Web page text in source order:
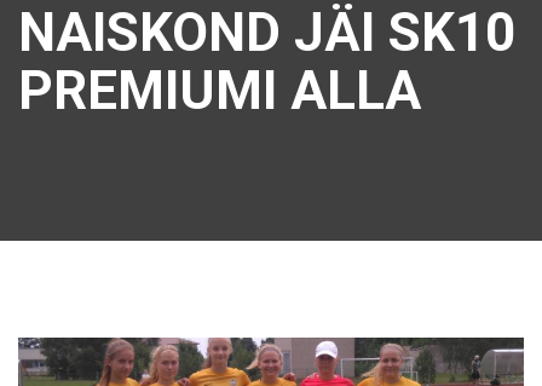
NAISKOND JÄI SK10
PREMIUMI ALLA